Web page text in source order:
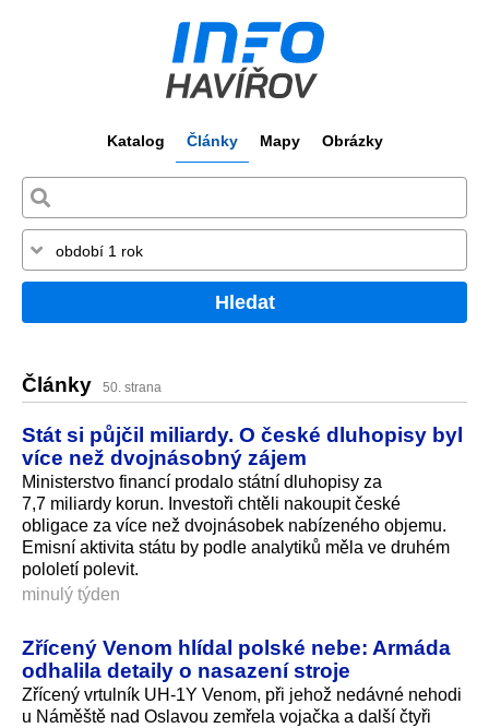
Katalog Články Mapy Obrázky
Hledat
Články 50. strana
Stát si půjčil miliardy. O české dluhopisy byl
více než dvojnásobný zájem
Ministerstvo financí prodalo státní dluhopisy za
7,7 miliardy korun. Investoři chtěli nakoupit české
obligace za více než dvojnásobek nabízeného objemu.
Emisní aktivita státu by podle analytiků měla ve druhém
pololetí polevit.
minulý týden
Zřícený Venom hlídal polské nebe: Armáda
odhalila detaily o nasazení stroje
Zřícený vrtulník UH-1Y Venom, při jehož nedávné nehodi
u Náměště nad Oslavou zemřela vojačka a další čtyři